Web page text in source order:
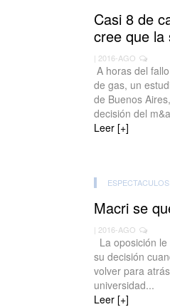
Casi 8 de
cree que la
| 2016-AGO
A horas del
de gas, un
de Buenos
decisión del
Leer [+]
ESPECTACULOS
Macri se
| 2016-AGO
La oposición
su decisión
volver para
universidad...
Leer [+]